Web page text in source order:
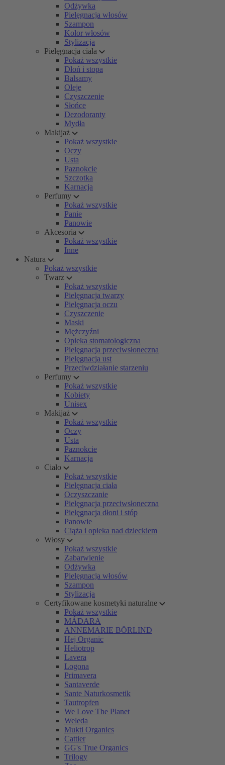
Odżywka
Pielęgnacja włosów
Szampon
Kolor włosów
Stylizacja
Pielęgnacja ciała
Pokaż wszystkie
Dłoń i stopa
Balsamy
Oleje
Czyszczenie
Słońce
Dezodoranty
Mydła
Makijaż
Pokaż wszystkie
Oczy
Usta
Paznokcie
Szczotka
Karnacja
Perfumy
Pokaż wszystkie
Panie
Panowie
Akcesoria
Pokaż wszystkie
Inne
Natura
Pokaż wszystkie
Twarz
Pokaż wszystkie
Pielęgnacja twarzy
Pielęgnacja oczu
Czyszczenie
Maski
Mężczyźni
Opieka stomatologiczna
Pielęgnacja przeciwsłoneczna
Pielęgnacja ust
Przeciwdziałanie starzeniu
Perfumy
Pokaż wszystkie
Kobiety
Unisex
Makijaż
Pokaż wszystkie
Oczy
Usta
Paznokcie
Karnacja
Ciało
Pokaż wszystkie
Pielęgnacja ciała
Oczyszczanie
Pielęgnacja przeciwsłoneczna
Pielęgnacja dłoni i stóp
Panowie
Ciąża i opieka nad dzieckiem
Włosy
Pokaż wszystkie
Zabarwienie
Odżywka
Pielęgnacja włosów
Szampon
Stylizacja
Certyfikowane kosmetyki naturalne
Pokaż wszystkie
MÁDARA
ANNEMARIE BÖRLIND
Hej Organic
Heliotrop
Lavera
Logona
Primavera
Santaverde
Sante Naturkosmetik
Tautropfen
We Love The Planet
Weleda
Mukti Organics
Cattier
GG's True Organics
Trilogy